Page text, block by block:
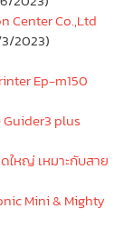
Center Co.,Ltd
2023)
Ep-m150
Guider3 plus
ใหญ่ เหมาะกับสาย
Mini & Mighty